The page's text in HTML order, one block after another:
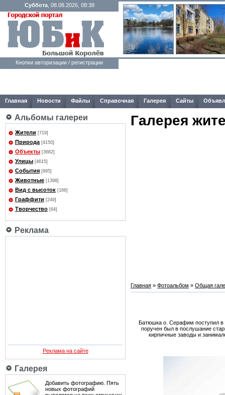
Суббота, 08.08.2026, 08:38
Кнопки авторизации / регистрации
Главная Новости Файлы Справочная Галерея Сайты
Альбомы галереи
Жители [719]
Природа [4150]
Объекты [3682]
Улицы [4615]
События [995]
Животные [1398]
Вид с высоток [166]
Граффити [249]
Творчество [64]
Реклама
Реклама на сайте
Галерея
Добавить фотографию. Пять
новых фотографий
Галерея
Главная » Фотоальбом » Общая
Батюшка о. Серафим поступил в
поручен был в послушание
кирпичные заводы и